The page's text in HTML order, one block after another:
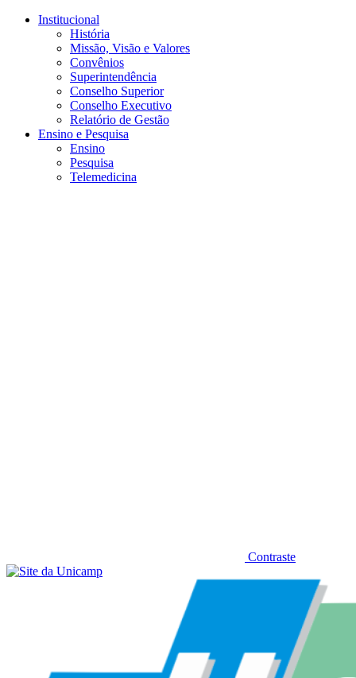
Conteúdo principal
Institucional
História
Missão, Visão e Valores
Convênios
Superintendência
Conselho Superior
Conselho Executivo
Relatório de Gestão
Ensino e Pesquisa
Ensino
Pesquisa
Telemedicina
Contraste